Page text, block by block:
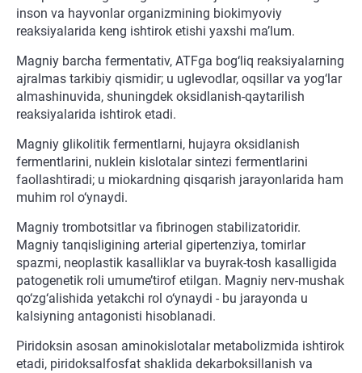
inson va hayvonlar organizmining biokimyoviy
reaksiyalarida keng ishtirok etishi yaxshi ma’lum.
Magniy barcha fermentativ, ATFga bog‘liq reaksiyalarning
ajralmas tarkibiy qismidir; u uglevodlar, oqsillar va yog‘lar
almashinuvida, shuningdek oksidlanish-qaytarilish
reaksiyalarida ishtirok etadi.
Magniy glikolitik fermentlarni, hujayra oksidlanish
fermentlarini, nuklein kislotalar sintezi fermentlarini
faollashtiradi; u miokardning qisqarish jarayonlarida ham
muhim rol o‘ynaydi.
Magniy trombotsitlar va fibrinogen stabilizatoridir.
Magniy tanqisligining arterial gipertenziya, tomirlar
spazmi, neoplastik kasalliklar va buyrak-tosh kasalligida
patogenetik roli umume’tirof etilgan. Magniy nerv-mushak
qo‘zg‘alishida yetakchi rol o‘ynaydi - bu jarayonda u
kalsiyning antagonisti hisoblanadi.
Piridoksin asosan aminokislotalar metabolizmida ishtirok
etadi, piridoksalfosfat shaklida dekarboksillanish va